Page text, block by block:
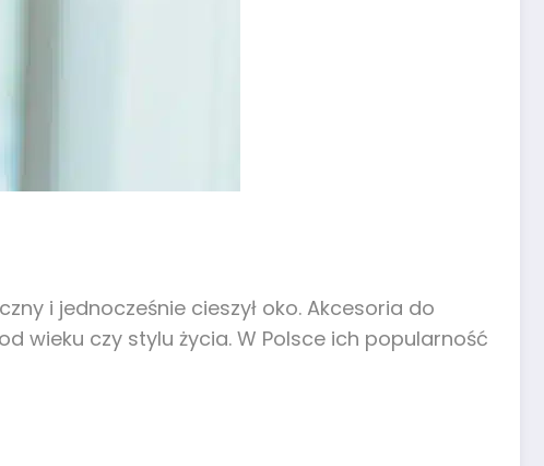
i jednocześnie cieszył oko. Akcesoria do
wieku czy stylu życia. W Polsce ich popularność